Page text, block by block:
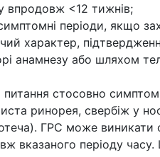
впродовж <12 тижнів;
періоди, якщо
характер,
анамнезу або шляхом
стосовно
ринорея, свербіж у
ГРС може виникати
вказаного періоду часу.